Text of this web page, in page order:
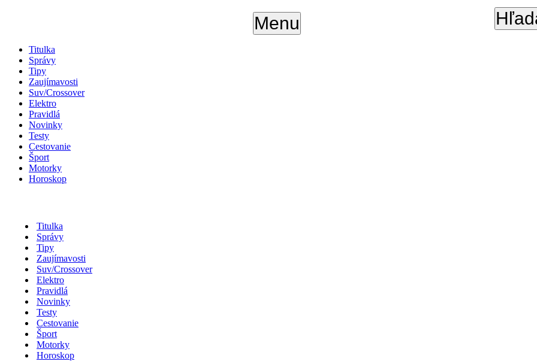
Menu
Titulka
Správy
Tipy
Zaujímavosti
Suv/Crossover
Elektro
Pravidlá
Novinky
Testy
Cestovanie
Šport
Motorky
Horoskop
Titulka
Správy
Tipy
Zaujímavosti
Suv/Crossover
Elektro
Pravidlá
Novinky
Testy
Cestovanie
Šport
Motorky
Horoskop